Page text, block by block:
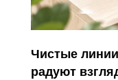
Чистые
радуют